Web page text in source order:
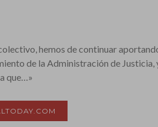
hemos de continuar
de la Administración de Justicia,
que…»